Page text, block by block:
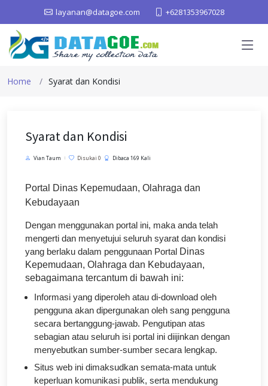
layanan@datagoe.com +6281353967028
Home Syarat dan Kondisi
Syarat dan Kondisi
Vian Taum Disukai 0 Dibaca 169 Kali
Portal Dinas Kepemudaan, Olahraga dan
Kebudayaan
Dengan menggunakan portal ini, maka anda telah
mengerti dan menyetujui seluruh syarat dan kondisi
yang berlaku dalam penggunaan Portal Dinas
Kepemudaan, Olahraga dan Kebudayaan,
sebagaimana tercantum di bawah ini:
Informasi yang diperoleh atau di-download oleh
pengguna akan dipergunakan oleh sang pengguna
secara bertanggung-jawab. Pengutipan atas
sebagian atau seluruh isi portal ini diijinkan dengan
menyebutkan sumber-sumber secara lengkap.
Situs web ini dimaksudkan semata-mata untuk
keperluan komunikasi publik, serta mendukung